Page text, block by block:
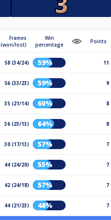
Frames
(won/lost)
Win
percentage
Points
58 (34/24) 59% 11
56 (33/23) 59% 9
35 (21/14) 60% 8
36 (23/13) 64% 8
30 (17/13) 57% 7
44 (24/20) 55% 7
42 (24/18) 57% 7
44 (21/23) 48% 7